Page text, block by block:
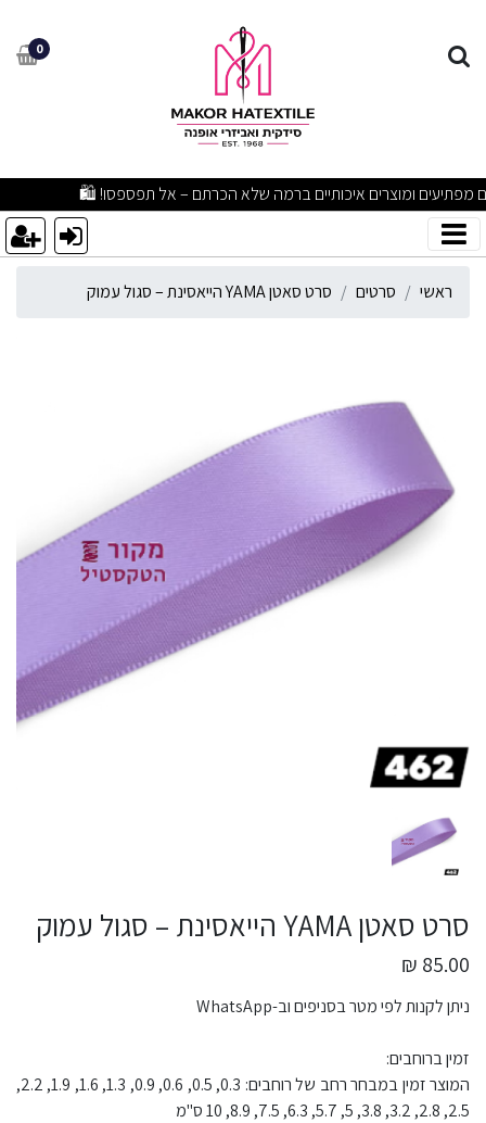
סרט סאטן YAMA הייאסינת – סגול עמוק 0
מבצעים מפתיעים ומוצרים איכותיים ברמה שלא הכרתם – אל תפספסו!
ראשי סרטים סרט סאטן YAMA הייאסינת – סגול עמוק
סרט סאטן YAMA הייאסינת – סגול עמוק
85.00 ₪
ניתן לקנות לפי מטר בסניפים וב-WhatsApp
זמין ברוחבים:
המוצר זמין במבחר רחב של רוחבים: 0.3, 0.5, 0.6, 0.9, 1.3, 1.6, 1.9, 2.2,
2.5, 2.8, 3.2, 3.8, 5, 5.7, 6.3, 7.5, 8.9, 10 ס"מ